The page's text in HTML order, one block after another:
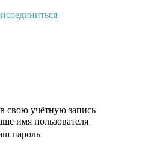
свою учётную запись
имя пользователя
пароль